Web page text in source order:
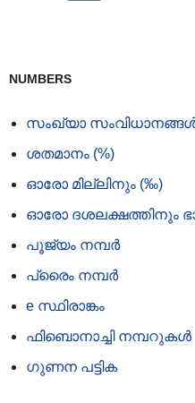
NUMBERS
സംഖ്യാ
ശതമാനം (%)
ഓരോ മില്ലിനും (‰)
ഓരോ ദശലക്ഷത്തിനും
പൂജ്യം നമ്പർ
പ്രൈം നമ്പർ
e സ്ഥിരാങ്കം
ഫിബൊനാച്ചി നമ്പറുകൾ
ഗുണന പട്ടിക